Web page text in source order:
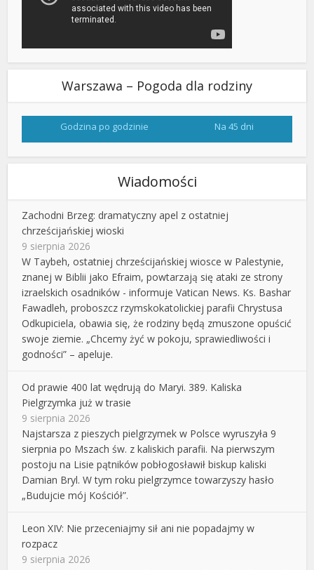
Warszawa – Pogoda dla rodziny
Godzina po godzinie Na 45 dni
Wiadomości
Zachodni Brzeg: dramatyczny apel z ostatniej
chrześcijańskiej wioski
9 sierpnia 2026
W Taybeh, ostatniej chrześcijańskiej wiosce w Palestynie,
znanej w Biblii jako Efraim, powtarzają się ataki ze strony
izraelskich osadników - informuje Vatican News. Ks. Bashar
Fawadleh, proboszcz rzymskokatolickiej parafii Chrystusa
Odkupiciela, obawia się, że rodziny będą zmuszone opuścić
swoje ziemie. „Chcemy żyć w pokoju, sprawiedliwości i
godności” – apeluje.
Od prawie 400 lat wędrują do Maryi. 389. Kaliska
Pielgrzymka już w trasie
9 sierpnia 2026
Najstarsza z pieszych pielgrzymek w Polsce wyruszyła 9
sierpnia po Mszach św. z kaliskich parafii. Na pierwszym
postoju na Lisie pątników pobłogosławił biskup kaliski
Damian Bryl. W tym roku pielgrzymce towarzyszy hasło
„Budujcie mój Kościół”.
Leon XIV: Nie przeceniajmy sił ani nie popadajmy w
rozpacz
9 sierpnia 2026